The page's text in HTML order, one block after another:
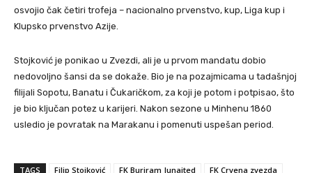
osvojio čak četiri trofeja – nacionalno prvenstvo, kup, Liga kup i
Klupsko prvenstvo Azije.
Stojković je ponikao u Zvezdi, ali je u prvom mandatu dobio
nedovoljno šansi da se dokaže. Bio je na pozajmicama u tadašnjoj
filijali Sopotu, Banatu i Čukaričkom, za koji je potom i potpisao, što
je bio ključan potez u karijeri. Nakon sezone u Minhenu 1860
usledio je povratak na Marakanu i pomenuti uspešan period.
TAGS Filip Stojković FK Buriram Junajted
FK Crvena zvezda